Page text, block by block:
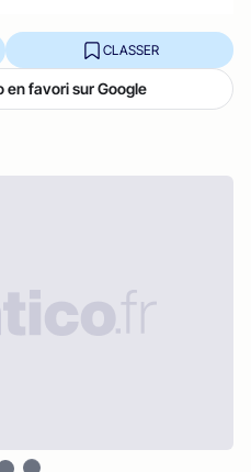
CLASSER
favori sur Google